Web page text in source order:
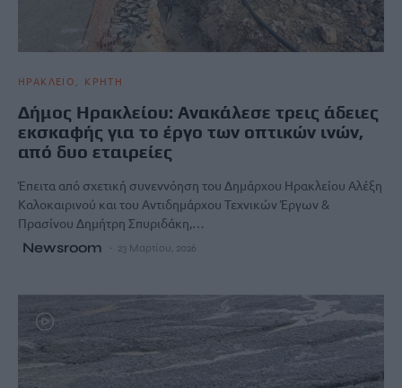
ΗΡΑΚΛΕΙΟ ΚΡΗΤΗ
Δήμος Ηρακλείου: Ανακάλεσε τρεις άδειες
εκσκαφής για το έργο των οπτικών ινών,
από δυο εταιρείες
Έπειτα από σχετική συνεννόηση του Δημάρχου Ηρακλείου Αλέξη
Καλοκαιρινού και του Αντιδημάρχου Τεχνικών Έργων &
Πρασίνου Δημήτρη Σπυριδάκη,…
Newsroom 23 Μαρτίου, 2026